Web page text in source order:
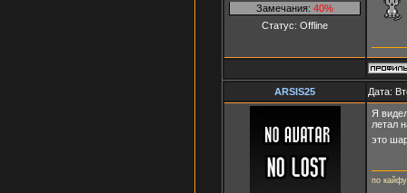
Замечания: 40%
Статус: Offline
ARSIS25 Дата:
Я
летал
это
по кайфу